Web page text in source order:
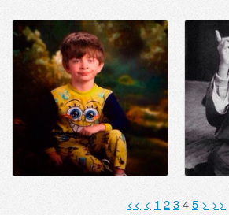
<< < 1 2345 > >>